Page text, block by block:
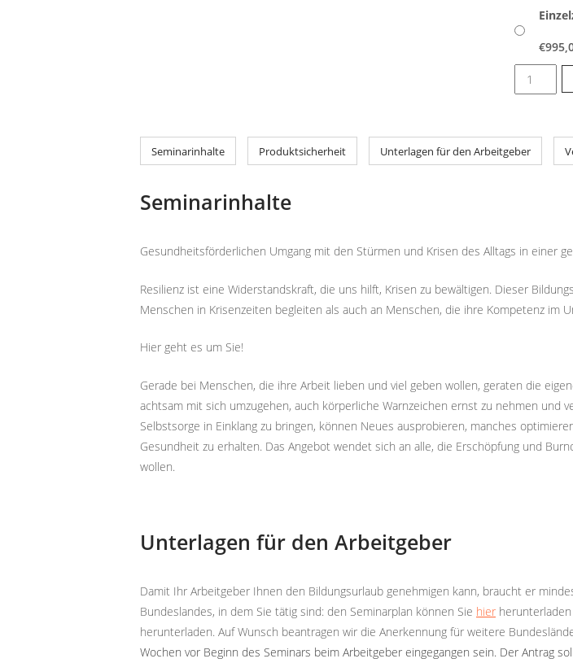
€
Ruhe
bewahren,
entfalten
-
Resilienz
Seminarinhalte Produktsicherheit Unterlagen für den Arbeitgeber
Seminarinhalte
Gesundheitsförderlichen Umgang mit den Stürmen und Krisen des Alltags in einer
Resilienz ist eine Widerstandskraft, die uns hilft, Krisen zu bewältigen. Dieser
Menschen in Krisenzeiten begleiten als auch an Menschen, die ihre Kompetenz im
Hier geht es um Sie!
Gerade bei Menschen, die ihre Arbeit lieben und viel geben wollen, geraten die
achtsam mit sich umzugehen, auch körperliche Warnzeichen ernst zu nehmen und
Selbstsorge in Einklang zu bringen, können Neues ausprobieren, manches
Gesundheit zu erhalten. Das Angebot wendet sich an alle, die Erschöpfung und
wollen.
Unterlagen für den Arbeitgeber
Damit Ihr Arbeitgeber Ihnen den Bildungsurlaub genehmigen kann, braucht er
Bundeslandes, in dem Sie tätig sind: den Seminarplan können Sie hier
herunterladen. Auf Wunsch beantragen wir die Anerkennung für weitere
Wochen vor Beginn des Seminars beim Arbeitgeber eingegangen sein. Der Antrag